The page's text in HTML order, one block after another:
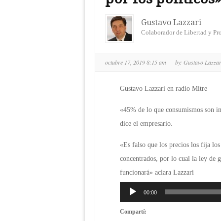
Gustavo Lazzari
Colaborador de Libertad y
octubre 17, 2019 8:15 am by: Gustavo
Gustavo Lazzari en radio Mitre
«45% de lo que consumismos son
dice el empresario.
«Es falso que los precios los fija
concentrados, por lo cual la ley de
funcionará» aclara Lazzari
Reproductor
00:00
Compartí: